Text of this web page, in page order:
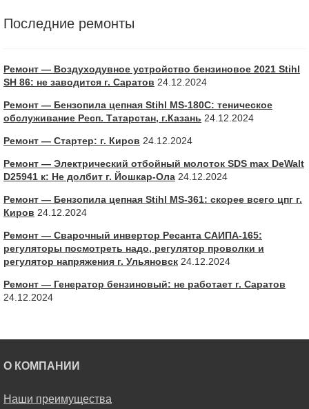
Последние ремонты
Ремонт — Воздуходувное устройство бензиновое 2021 Stihl
SH 86: не заводится г. Саратов 24.12.2024
Ремонт — Бензопила цепная Stihl MS-180С: теническое
обслуживание Респ. Татарстан, г.Казань 24.12.2024
Ремонт — Стартер: г. Киров 24.12.2024
Ремонт — Электрический отбойный молоток SDS max DeWalt
D25941 к: Не долбит г. Йошкар-Ола 24.12.2024
Ремонт — Бензопила цепная Stihl MS-361: скорее всего цпг г.
Киров 24.12.2024
Ремонт — Сварочный инвертор Ресанта САИПА-165:
регуляторы посмотреть надо, регулятор проволки и
регулятор напряжения г. Ульяновск 24.12.2024
Ремонт — Генератор бензиновый: не работает г. Саратов
24.12.2024
О КОМПАНИИ
Наши преимущества